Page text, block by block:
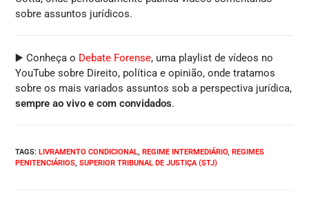
sobre assuntos jurídicos.
▶️ Conheça o Debate Forense, uma playlist de vídeos no
YouTube sobre Direito, política e opinião, onde tratamos
sobre os mais variados assuntos sob a perspectiva jurídica,
sempre ao vivo e com convidados.
TAGS:LIVRAMENTO CONDICIONAL REGIME INTERMEDIÁRIO REGIMES
PENITENCIÁRIOS SUPERIOR TRIBUNAL DE JUSTIÇA (STJ)